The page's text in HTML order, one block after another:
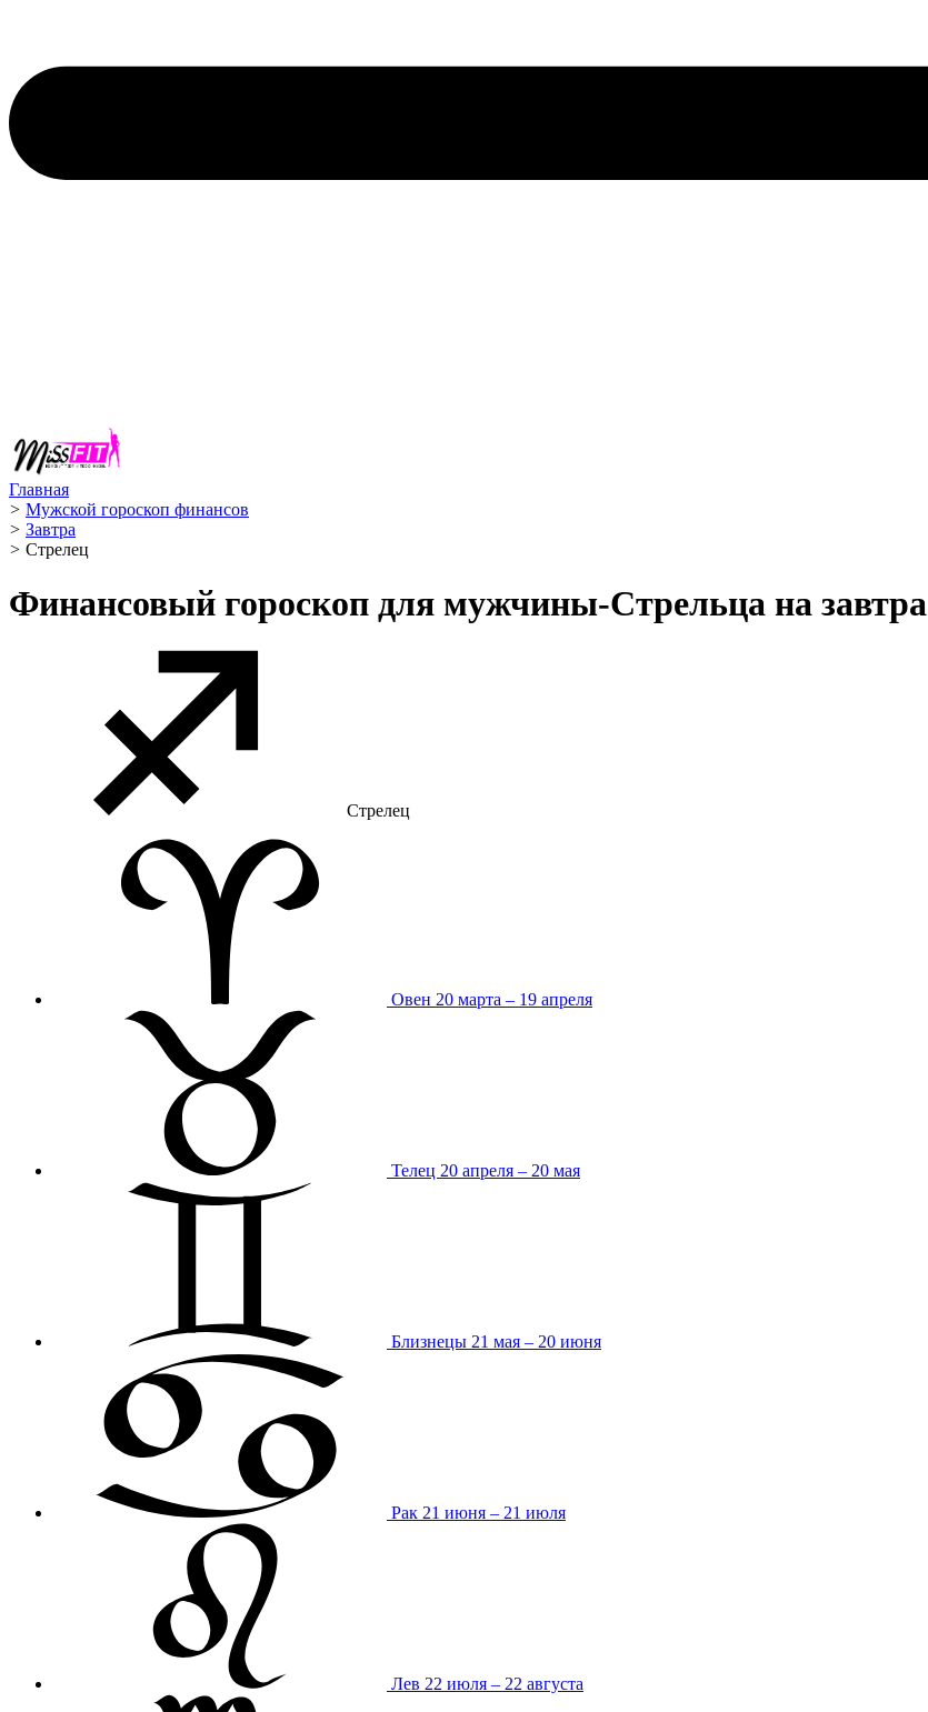
Главная
> Мужской гороскоп финансов
> Завтра
> Стрелец ️
Финансовый гороскоп для мужчины-Стрельца на завтра
Стрелец
Овен 20 марта – 19 апреля
Телец 20 апреля – 20 мая
Близнецы 21 мая – 20 июня
Рак 21 июня – 21 июля
Лев 22 июля – 22 августа